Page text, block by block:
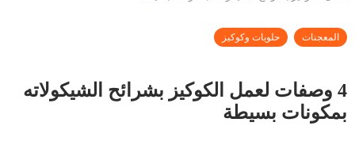
المعجنات حلويات وكوكيز
4 وصفات لعمل الكوكيز بشرائح الشيكولاته
بمكونات بسيطة